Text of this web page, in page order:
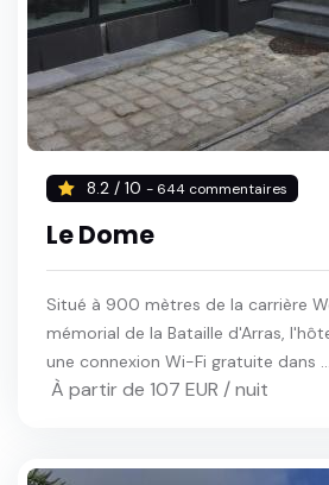
8.2 / 10 - 644 commentaires
Le Dome
Situé à 900 mètres de la carrière
mémorial de la Bataille d'Arras,
une connexion Wi-Fi gratuite dans ...
À partir de 107 EUR / nuit